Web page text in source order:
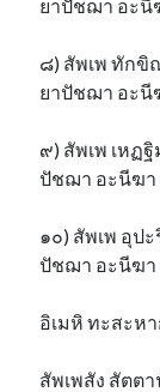
ยาปัชฌา อะนี
๘) สัพเพ ทักขิ
ยาปัชฌา อะนี
๙) สัพเพ เหฏ
ปัชฌา อะนีฆา
๑๐) สัพเพ อุป
ปัชฌา อะนีฆา
อิเมหิ ทะสะห
สัพเพสัง สัตต